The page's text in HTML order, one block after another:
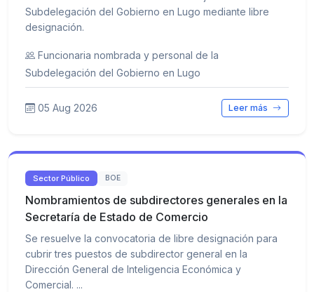
Subdelegación del Gobierno en Lugo mediante libre
designación.
Funcionaria nombrada y personal de la
Subdelegación del Gobierno en Lugo
05 Aug 2026 Leer más
Sector Público BOE
Nombramientos de subdirectores generales en la
Secretaría de Estado de Comercio
Se resuelve la convocatoria de libre designación para
cubrir tres puestos de subdirector general en la
Dirección General de Inteligencia Económica y
Comercial. ...